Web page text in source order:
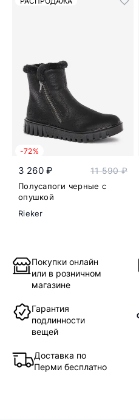
-72%
3 260 ₽ 11 590 ₽
Полусапоги черные с
опушкой
Rieker
Покупки онлайн
или в розничном
магазине
Гарантия
подлинности
вещей
Доставка по
Перми бесплатно